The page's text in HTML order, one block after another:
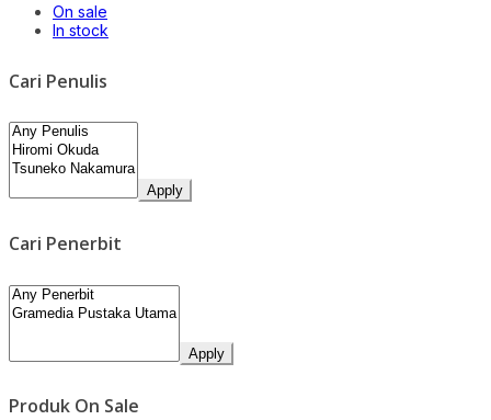
On sale
In stock
Cari Penulis
Apply
Cari Penerbit
Apply
Produk On Sale